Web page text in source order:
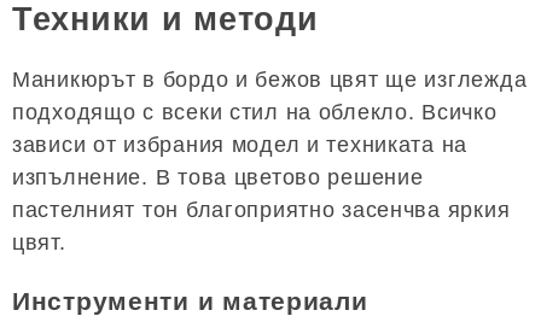
Техники и методи
Маникюрът в бордо и бежов цвят ще изглежда
подходящо с всеки стил на облекло. Всичко
зависи от избрания модел и техниката на
изпълнение. В това цветово решение
пастелният тон благоприятно засенчва яркия
цвят.
Инструменти и материали